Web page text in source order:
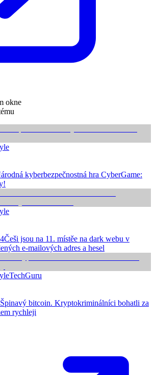
okne
kyberbezpečnostná hra CyberGame:
Češi jsou na 11. místěe na dark webu v
e-mailových adres a hesel
TechGuru
Špinavý bitcoin. Kryptokriminálníci bohatli za
rychleji